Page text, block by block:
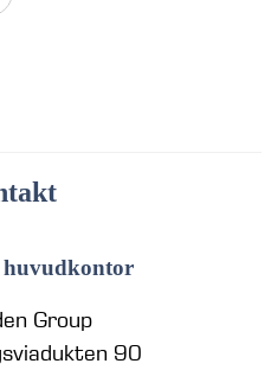
huvudkontor
Group
90